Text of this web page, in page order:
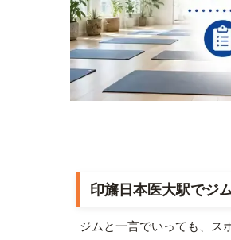
印旛日本医大駅でジ
ジムと一言でいっても、ス